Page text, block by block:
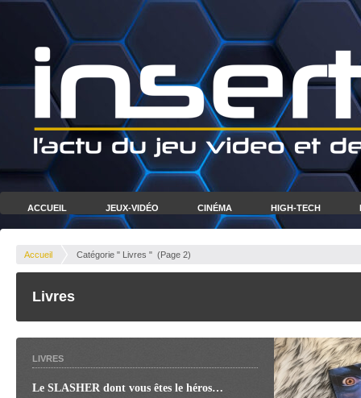
ACCUEIL JEUX-VIDÉO CINÉMA HIGH-TECH
Accueil Catégorie " Livres " (Page 2)
Livres
LIVRES
Le SLASHER dont vous êtes le héros…